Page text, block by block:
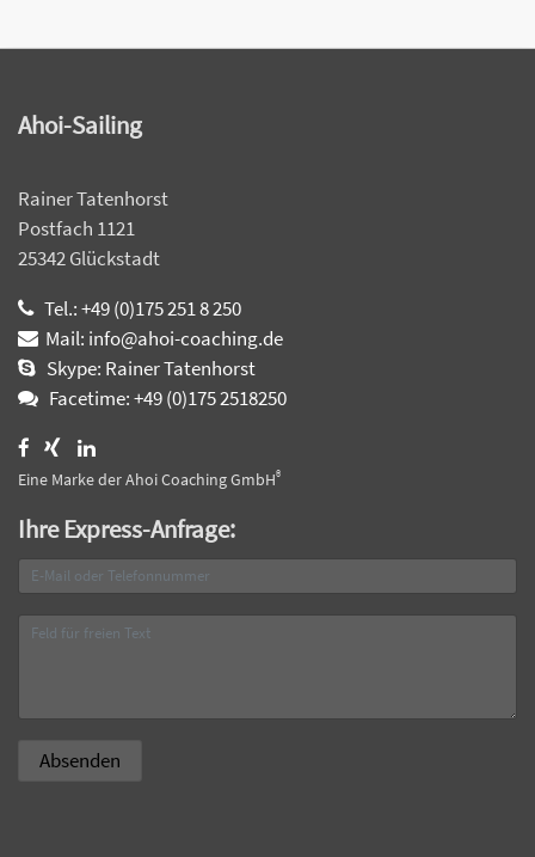
Ahoi-Sailing
Rainer Tatenhorst
Postfach 1121
25342 Glückstadt
Tel.: +49 (0)175 251 8 250
Mail: info@ahoi-coaching.de
Skype: Rainer Tatenhorst
Facetime: +49 (0)175 2518250
Eine Marke der Ahoi Coaching GmbH®
Ihre Express-Anfrage: